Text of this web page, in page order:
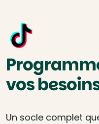
vos
Un socle complet